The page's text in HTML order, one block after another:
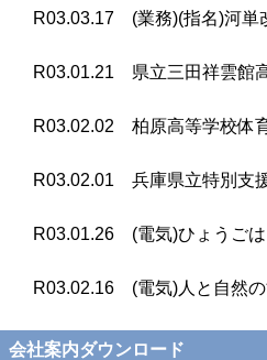
R03.03.17 (業務)(指名)河単
R03.01.21 県立三田祥雲館
R03.02.02 柏原高等学校体
R03.02.01 兵庫県立特別支
R03.01.26 (電気)ひょうご
R03.02.16 (電気)人と自然
会社案内ダウンロード